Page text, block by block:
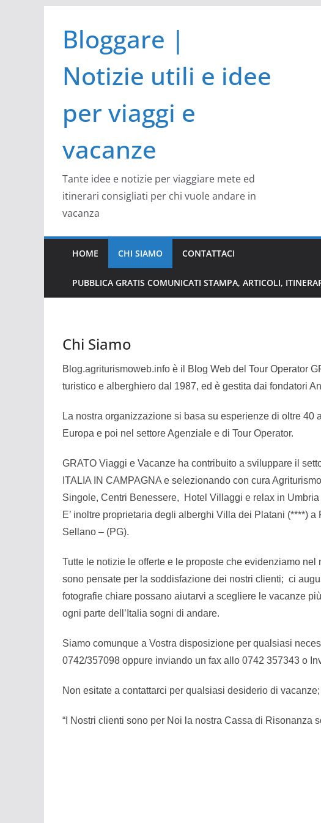
contenuto
Bloggare |
Notizie utili e idee
per viaggi e
vacanze
Tante idee e notizie per viaggiare mete ed
itinerari consigliati per chi vuole andare in
vacanza
HOME CHI SIAMO CONTATTACI
PUBBLICA GRATIS COMUNICATI STAMPA, ARTICOLI,
Chi Siamo
Blog.agriturismoweb.info è il Blog Web del Tour Operator
turistico e alberghiero dal 1987, ed è gestita dai fondatori
La nostra organizzazione si basa su esperienze di oltre
Europa e poi nel settore Agenziale e di Tour Operator.
GRATO Viaggi e Vacanze ha contribuito a sviluppare il
ITALIA IN CAMPAGNA e selezionando con cura
Singole, Centri Benessere, Hotel Villaggi e relax in Umbria
E’ inoltre proprietaria degli alberghi Villa dei Platani (****)
Sellano – (PG).
Tutte le notizie le offerte e le proposte che evidenziamo
sono pensate per la soddisfazione dei nostri clienti; ci
fotografie chiare possano aiutarvi a scegliere le vacanze
ogni parte dell’Italia sogni di andare.
Siamo comunque a Vostra disposizione per qualsiasi
0742/357098 oppure inviando un fax allo 0742 357343 o
Non esitate a contattarci per qualsiasi desiderio di
“I Nostri clienti sono per Noi la nostra Cassa di Risonanza